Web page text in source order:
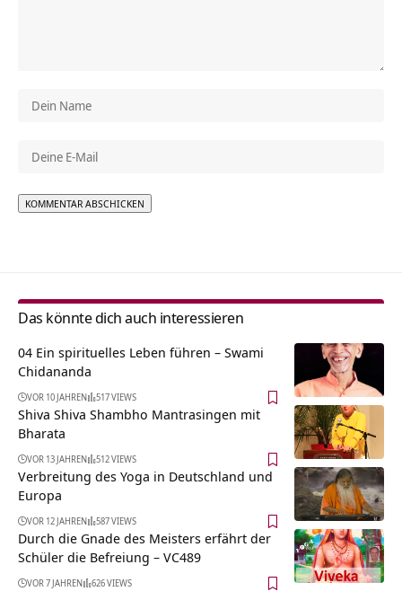
Das könnte dich auch interessieren
04 Ein spirituelles Leben führen – Swami
Chidananda
VOR 10 JAHREN 517 VIEWS
Shiva Shiva Shambho Mantrasingen mit
Bharata
VOR 13 JAHREN 512 VIEWS
Verbreitung des Yoga in Deutschland und
Europa
VOR 12 JAHREN 587 VIEWS
Durch die Gnade des Meisters erfährt der
Schüler die Befreiung – VC489
VOR 7 JAHREN 626 VIEWS